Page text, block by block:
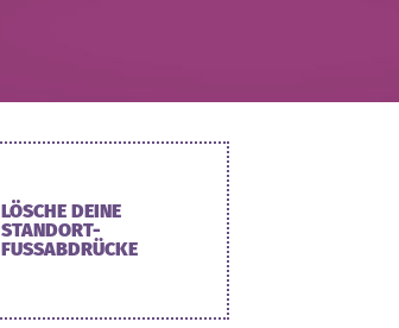
LÖSCHE DEINE
STANDORT-
FUSSABDRÜCKE